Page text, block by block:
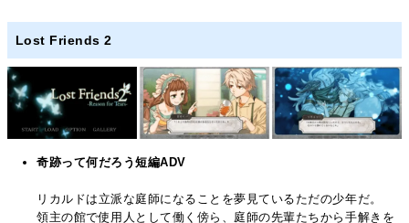
Lost Friends 2
奇跡って何だろう短編ADV
リカルドは立派な庭師になることを夢見ているただの少年だ。
​領主の館で使用人として働く傍ら、庭師の先輩たちから手解きを